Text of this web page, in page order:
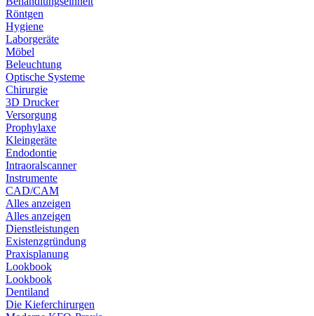
Röntgen
Hygiene
Laborgeräte
Möbel
Beleuchtung
Optische Systeme
Chirurgie
3D Drucker
Versorgung
Prophylaxe
Kleingeräte
Endodontie
Intraoralscanner
Instrumente
CAD/CAM
Alles anzeigen
Alles anzeigen
Dienstleistungen
Existenzgründung
Praxisplanung
Lookbook
Lookbook
Dentiland
Die Kieferchirurgen